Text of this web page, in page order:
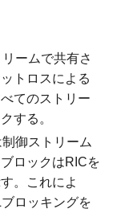
ームで共有さ
トロスによる
てのストリー
する。
御ストリーム
ロックはRICを
。これによ
ロッキングを